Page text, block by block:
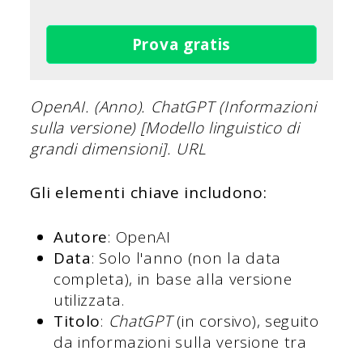
Prova gratis
OpenAI. (Anno). ChatGPT (Informazioni
sulla versione) [Modello linguistico di
grandi dimensioni]. URL
Gli elementi chiave includono:
Autore: OpenAI
Data: Solo l'anno (non la data
completa), in base alla versione
utilizzata.
Titolo: ChatGPT(in corsivo), seguito
da informazioni sulla versione tra